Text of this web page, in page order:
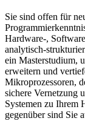
Sie sind offen für
Hardware-,
analytisch-
ein Masterstudium,
erweitern und
Mikroprozessoren,
sichere Vernetzung
Systemen zu Ihrem
gegenüber sind Sie